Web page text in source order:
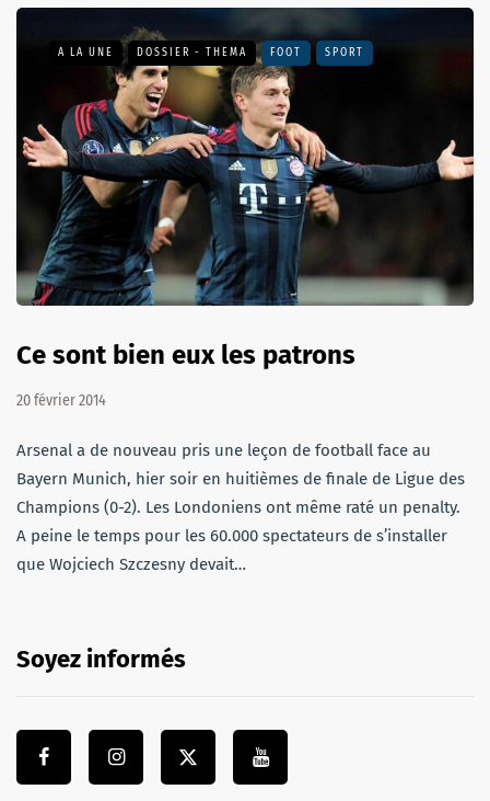
A LA UNE DOSSIER - THEMA FOOT SPORT
Ce sont bien eux les patrons
20 février 2014
Arsenal a de nouveau pris une leçon de football face au
Bayern Munich, hier soir en huitièmes de finale de Ligue des
Champions (0-2). Les Londoniens ont même raté un penalty.
A peine le temps pour les 60.000 spectateurs de s’installer
que Wojciech Szczesny devait…
Soyez informés